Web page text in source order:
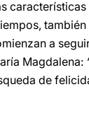
a
Magdalena:
de